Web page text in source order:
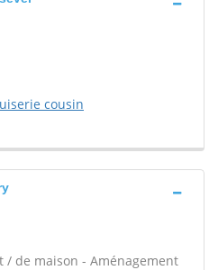
cousin
/ de maison - Aménagement